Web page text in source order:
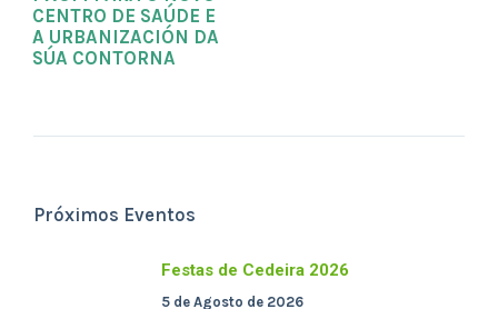
CENTRO DE SAÚDE E
A URBANIZACIÓN DA
SÚA CONTORNA
Próximos Eventos
Festas de Cedeira 2026
5 de Agosto de 2026